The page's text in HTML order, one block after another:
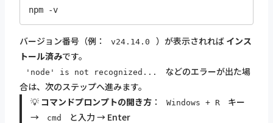
npm -v
バージョン番号（例： v24.14.0 ）が表示されれば インス
トール済みです。
'node' is not recognized...
などのエラーが出た場
合は、次のステップへ進みます。
💡 コマンドプロンプトの開き方： Windows + R
キー
→
cmd と入力 → Enter